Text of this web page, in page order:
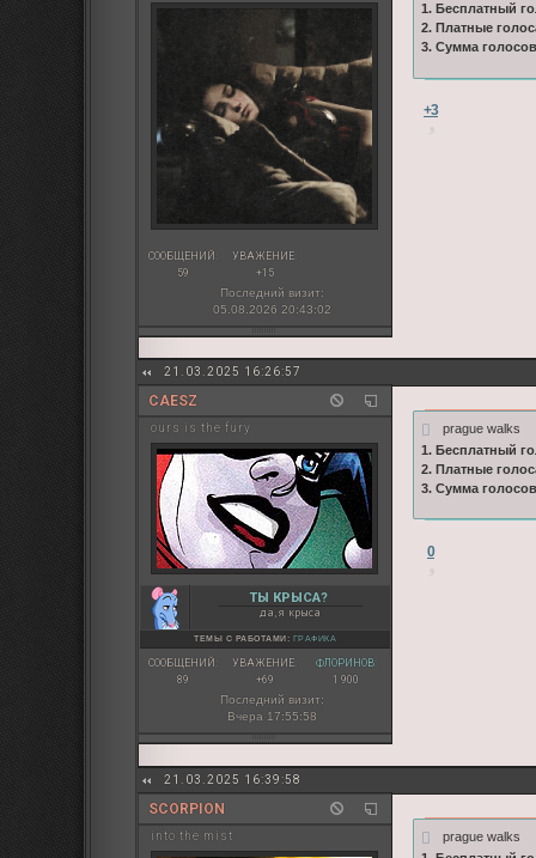
СООБЩЕНИЙ:
59
УВАЖЕНИЕ:
+15
Последний визит:
05.08.2026 20:43:02
1. Бесплатный
2. Платные
3. Сумма
+3
21.03.2025 16:26:57
CAESZ
ours is the fury
ТЫ КРЫСА?
да, я крыса
ТЕМЫ С РАБОТАМИ: ГРАФИКА
СООБЩЕНИЙ:
89
УВАЖЕНИЕ:
+69
ФЛОРИНОВ:
1 900
Последний визит:
Вчера 17:55:58
prague walks
1. Бесплатный
2. Платные
3. Сумма
0
21.03.2025 16:39:58
SCORPION
into the mist
prague walks